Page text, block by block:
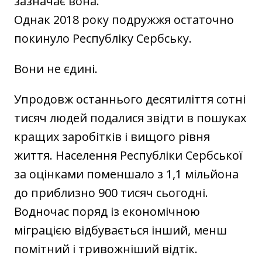
Однак 2018 року подружжя остаточно
покинуло Республіку Сербську.
Вони не єдині.
Упродовж останнього десятиліття сотні
тисяч людей подалися звідти в пошуках
кращих заробітків і вищого рівня
життя. Населення Республіки Сербської
за оцінками поменшало з 1,1 мільйона
до приблизно 900 тисяч сьогодні.
Водночас поряд із економічною
міграцією відбувається інший, менш
помітний і тривожніший відтік.